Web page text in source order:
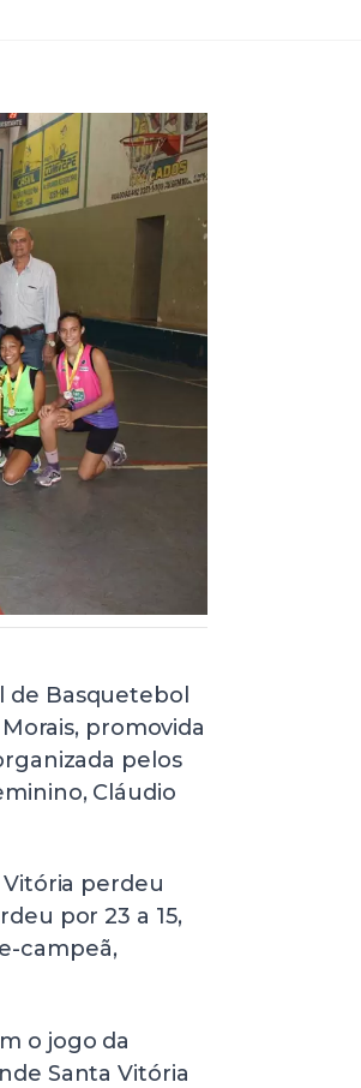
de Basquetebol
promovida
pelos
Cláudio
perdeu
por 23 a 15,
campeã,
o jogo da
Santa Vitória